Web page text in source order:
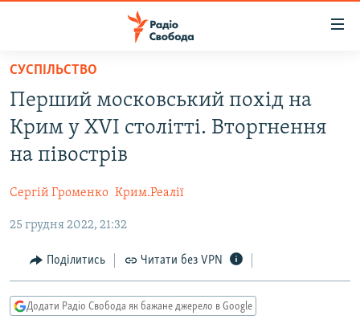
Перейти
основного
матеріалу
Перейти
до
основної
навігації
Перейти
пошуку
ВСЕ ЗА ДОБУ
СТАТТІ
ЕКОНОМІКА
СУСПІЛЬСТВО
КУЛЬТУРА
УКРАЇНА
РОСІЙСЬКА «ФІЛЬТРАЦІЯ»
ДОНБАС.РЕАЛІЇ
КРИМ.РЕАЛІЇ
СХЕМИ
СУСПІЛЬСТВО
Перший московський похід на
Крим у XVI столітті. Вторгнення
на півострів
Сергій Громенко Крим.Реалії
25 грудня 2022, 21:32
Поділитись Читати без VPN
Додати Радіо Свобода як бажане джерело в Google